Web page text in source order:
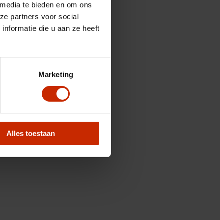
te bieden en om ons
partners voor social
die u aan ze heeft
Marketing
Alles toestaan